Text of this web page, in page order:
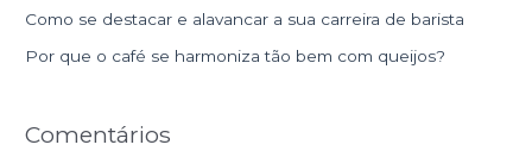
o
r
Como se destacar e alavancar a sua carreira de barista
Por que o café se harmoniza tão bem com queijos?
Comentários